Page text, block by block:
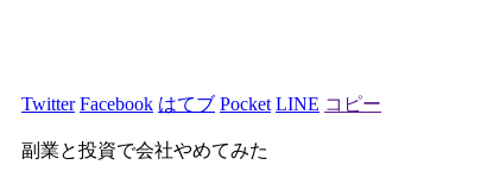
Twitter Facebook はてブ Pocket LINE コピー
副業と投資で会社やめてみた